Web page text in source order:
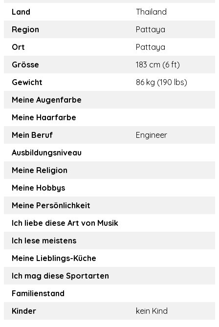
Land
Thailand
Region
Pattaya
Ort
Pattaya
Grösse
183 cm (6 ft)
Gewicht
86 kg (190 lbs)
Meine Augenfarbe
Meine Haarfarbe
Mein Beruf
Engineer
Ausbildungsniveau
Meine Religion
Meine Hobbys
Meine Persönlichkeit
Ich liebe diese Art von Musik
Ich lese meistens
Meine Lieblings-Küche
Ich mag diese Sportarten
Familienstand
Kinder
kein Kind